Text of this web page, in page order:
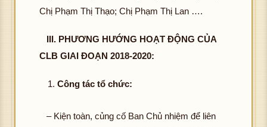
Chị Phạm Thị Thạo; Chị Phạm Thị Lan ….
III. PHƯƠNG HƯỚNG HOẠT ĐỘNG CỦA
CLB GIAI ĐOẠN 2018-2020:
Công tác tổ chức:
– Kiện toàn, củng cố Ban Chủ nhiệm để liên